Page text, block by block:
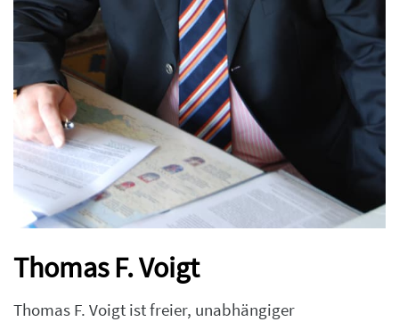
Thomas F. Voigt
Thomas F. Voigt ist freier, unabhängiger